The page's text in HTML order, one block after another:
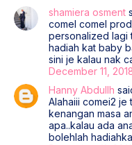
shamiera osment
comel comel
personalized lagi
hadiah kat baby
sini je kalau nak
December 11,
Hanny Abdullh
Alahaiii comei2
kenangan masa
apa..kalau ada
bolehlah